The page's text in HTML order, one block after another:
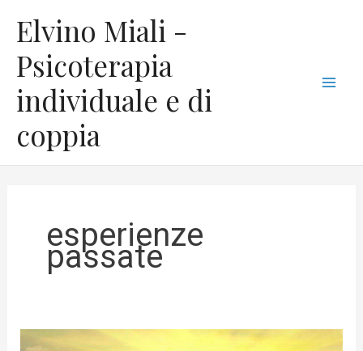
contenuto
Elvino Miali -
Psicoterapia
individuale e di
coppia
esperienze
passate
Come
a
t
e
g
o
r